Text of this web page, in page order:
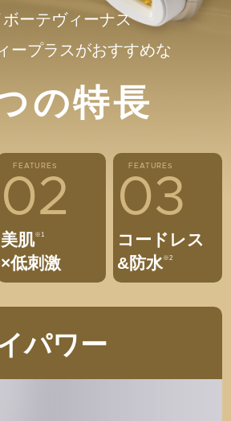
ボーテヴィーナス
ープラスがおすすめな
の特長
FEATURES
02
美肌※1
×低刺激
FEATURES
03
コードレス
&防水※2
パワー